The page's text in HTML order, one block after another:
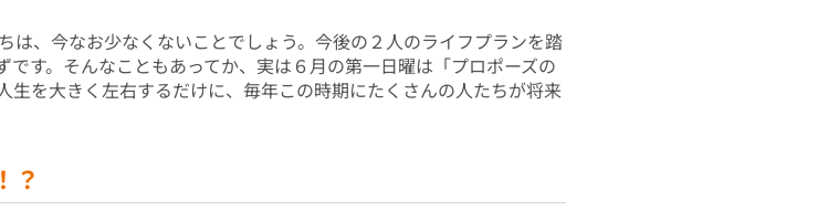
は、今なお少なくないことでしょう。今後の２人のライフプランを踏
す。そんなこともあってか、実は６月の第一日曜は「プロポーズの
生を大きく左右するだけに、毎年この時期にたくさんの人たちが将来
？